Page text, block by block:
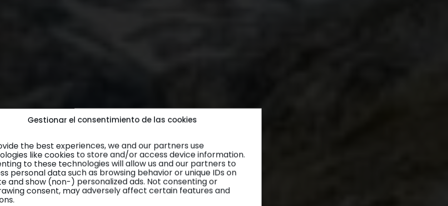
Gestionar el consentimiento de las cookies
the best experiences, we and our partners use
like cookies to store and/or access device information.
to these technologies will allow us and our partners to
personal data such as browsing behavior or unique IDs on
and show (non-) personalized ads. Not consenting or
consent, may adversely affect certain features and